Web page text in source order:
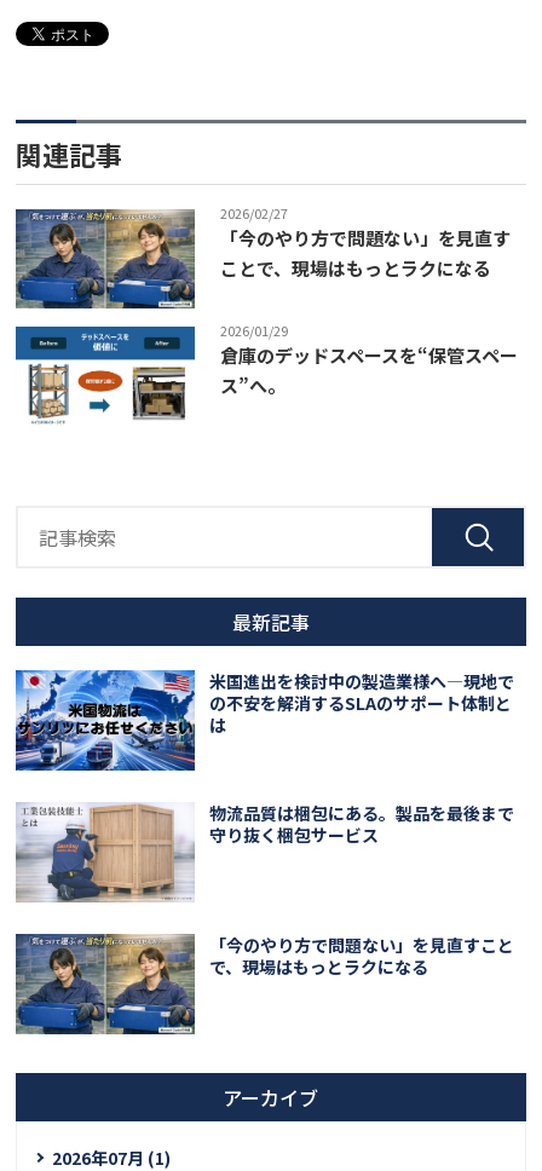
関連記事
2026/02/27
「今のやり方で問題ない」を見直す
ことで、現場はもっとラクになる
2026/01/29
倉庫のデッドスペースを“保管スペー
ス”へ。
最新記事
米国進出を検討中の製造業様へ―現地で
の不安を解消するSLAのサポート体制と
は
物流品質は梱包にある。製品を最後まで
守り抜く梱包サービス
「今のやり方で問題ない」を見直すこと
で、現場はもっとラクになる
アーカイブ
2026年07月 (1)